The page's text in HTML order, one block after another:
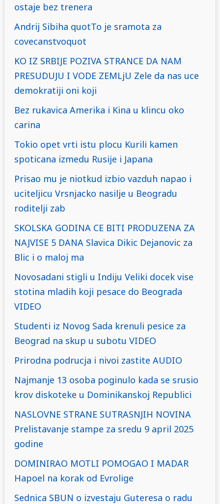
ostaje bez trenera
Andrij Sibiha quotTo je sramota za
covecanstvoquot
KO IZ SRBIJE POZIVA STRANCE DA NAM
PRESUDUJU I VODE ZEMLjU Zele da nas uce
demokratiji oni koji
Bez rukavica Amerika i Kina u klincu oko
carina
Tokio opet vrti istu plocu Kurili kamen
spoticana izmedu Rusije i Japana
Prisao mu je niotkud izbio vazduh napao i
uciteljicu Vrsnjacko nasilje u Beogradu
roditelji zab
SKOLSKA GODINA CE BITI PRODUZENA ZA
NAJVISE 5 DANA Slavica Dikic Dejanovic za
Blic i o maloj ma
Novosadani stigli u Indiju Veliki docek vise
stotina mladih koji pesace do Beograda
VIDEO
Studenti iz Novog Sada krenuli pesice za
Beograd na skup u subotu VIDEO
Prirodna podrucja i nivoi zastite AUDIO
Najmanje 13 osoba poginulo kada se srusio
krov diskoteke u Dominikanskoj Republici
NASLOVNE STRANE SUTRASNJIH NOVINA
Prelistavanje stampe za sredu 9 april 2025
godine
DOMINIRAO MOTLI POMOGAO I MADAR
Hapoel na korak od Evrolige
Sednica SBUN o izvestaju Guteresa o radu